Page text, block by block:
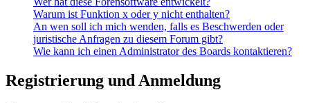
Warum ist Funktion x oder y nicht enthalten?
An wen soll ich mich wenden, falls es Beschwerden oder
juristische Anfragen zu diesem Forum gibt?
Wie kann ich einen Administrator des Boards kontaktieren?
Registrierung und Anmeldung